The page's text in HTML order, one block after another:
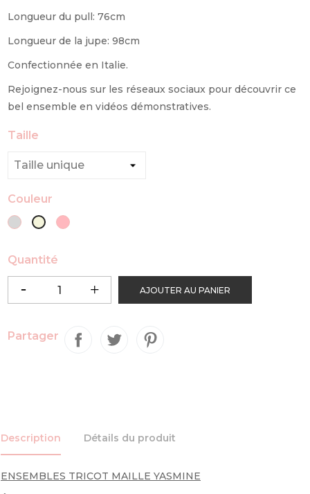
Longueur du pull: 76cm
Longueur de la jupe: 98cm
Confectionnée en Italie.
Rejoignez-nous sur les réseaux sociaux pour découvrir ce
bel ensemble en vidéos démonstratives.
Taille
Couleur
Gris
Clair
BeigeRose
Quantité
AJOUTER AU PANIER
Partager
Description Détails du produit
ENSEMBLES TRICOT MAILLE YASMINE